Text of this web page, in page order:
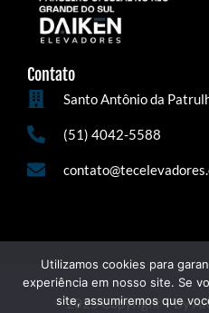
Contato
Santo Antônio da
(51) 4042-5588
2025 Copyright – By
Utilizamos cookies para
experiência em nosso site. Se
site, assumiremos que